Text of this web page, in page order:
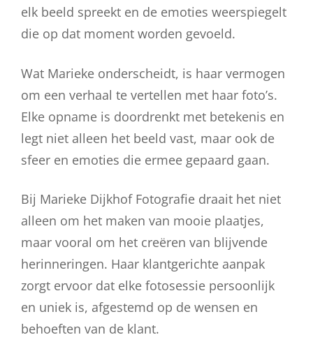
elk beeld spreekt en de emoties weerspiegelt
die op dat moment worden gevoeld.
Wat Marieke onderscheidt, is haar vermogen
om een verhaal te vertellen met haar foto’s.
Elke opname is doordrenkt met betekenis en
legt niet alleen het beeld vast, maar ook de
sfeer en emoties die ermee gepaard gaan.
Bij Marieke Dijkhof Fotografie draait het niet
alleen om het maken van mooie plaatjes,
maar vooral om het creëren van blijvende
herinneringen. Haar klantgerichte aanpak
zorgt ervoor dat elke fotosessie persoonlijk
en uniek is, afgestemd op de wensen en
behoeften van de klant.